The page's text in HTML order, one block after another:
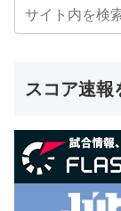
スコア速報